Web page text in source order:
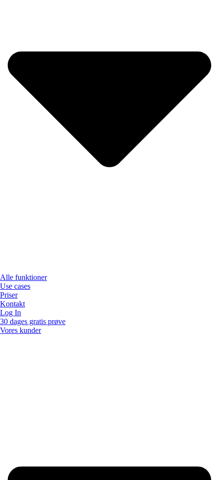
Alle funktioner
Use cases
Priser
Kontakt
Log In
30 dages gratis prøve
Vores kunder